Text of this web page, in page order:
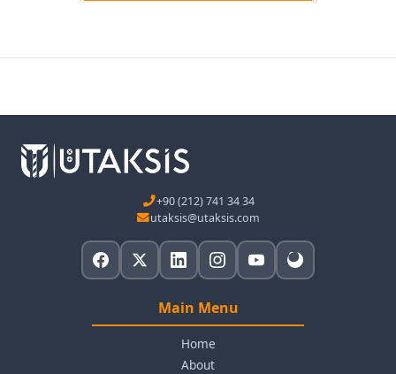
+90 (212) 741 34 34
utaksis@utaksis.com
Main Menu
Home
About